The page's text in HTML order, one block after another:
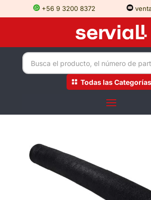
+56 9 3200 8372
Todas las Categorías